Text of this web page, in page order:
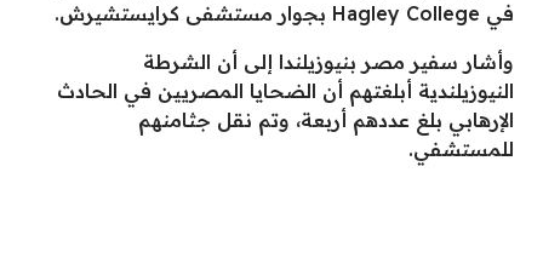
في Hagley College بجوار مستشفى كرايستشيرش.
وأشار سفير مصر بنيوزيلندا إلى أن الشرطة
النيوزيلندية أبلغتهم أن الضحايا المصريين في الحادث
الإرهابي بلغ عددهم أربعة، وتم نقل جثامنهم
للمستشفي.